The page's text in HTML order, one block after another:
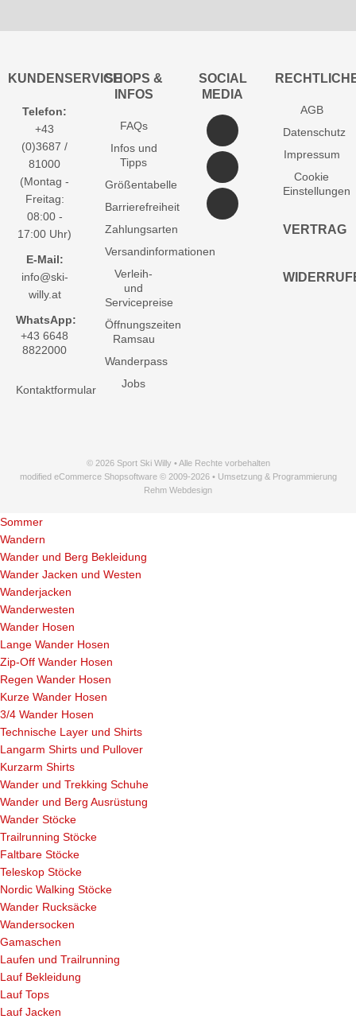
KUNDENSERVICE
Telefon:
+43
(0)3687 /
81000
(Montag -
Freitag:
08:00 -
17:00 Uhr)
E-Mail:
info@ski-
willy.at
WhatsApp:
+43 6648
8822000
Kontaktformular
SHOPS &
INFOS
FAQs
Infos und
Tipps
Größentabelle
Barrierefreiheit
Zahlungsarten
Versandinformationen
Verleih-
und
Servicepreise
Öffnungszeiten
Ramsau
Wanderpass
Jobs
SOCIAL
MEDIA
AGB
Datenschutz
Impressum
Cookie
Einstellungen
VERTRAG
© 2026 Sport Ski Willy • Alle Rechte vorbehalten
modified eCommerce Shopsoftware © 2009-2026 • Umsetzung & Programmierung
Rehm Webdesign
Sommer
Wandern
Wander und Berg Bekleidung
Wander Jacken und Westen
Wanderjacken
Wanderwesten
Wander Hosen
Lange Wander Hosen
Zip-Off Wander Hosen
Regen Wander Hosen
Kurze Wander Hosen
3/4 Wander Hosen
Technische Layer und Shirts
Langarm Shirts und Pullover
Kurzarm Shirts
Wander und Trekking Schuhe
Wander und Berg Ausrüstung
Wander Stöcke
Trailrunning Stöcke
Faltbare Stöcke
Teleskop Stöcke
Nordic Walking Stöcke
Wander Rucksäcke
Wandersocken
Gamaschen
Laufen und Trailrunning
Lauf Bekleidung
Lauf Tops
Lauf Jacken